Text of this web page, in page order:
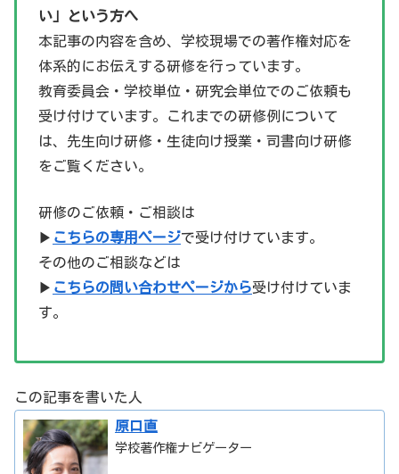
い」という方へ
本記事の内容を含め、学校現場での著作権対応を
体系的にお伝えする研修を行っています。
教育委員会・学校単位・研究会単位でのご依頼も
受け付けています。これまでの研修例について
は、先生向け研修・生徒向け授業・司書向け研修
をご覧ください。
研修のご依頼・ご相談は
▶ こちらの専用ページで受け付けています。
その他のご相談などは
▶ こちらの問い合わせページから受け付けていま
す。
この記事を書いた人
原口直
学校著作権ナビゲーター